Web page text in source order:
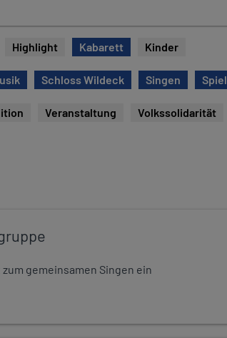
Highlight Kabarett Kinder
Schloss Wildeck Singen Spiel
Veranstaltung Volkssolidarität
gemeinsamen Singen ein